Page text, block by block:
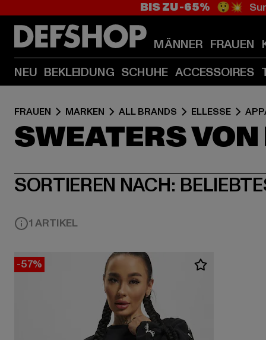
BIS ZU -65% 😲💥
MÄNNER FRAUEN
NEU BEKLEIDUNG SCHUHE ACCESSOIRES
FRAUEN MARKEN ALL BRANDS ELLESSE
SWEATERS
SORTIEREN NACH:
1 ARTIKEL
-57%